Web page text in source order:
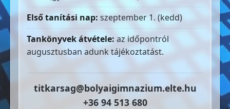
Első tanítási nap: szeptember 1. (kedd)
Tankönyvek átvétele: az időpontról
augusztusban adunk tájékoztatást.
titkarsag@bolyaigimnazium.elte.hu
+36 94 513 680